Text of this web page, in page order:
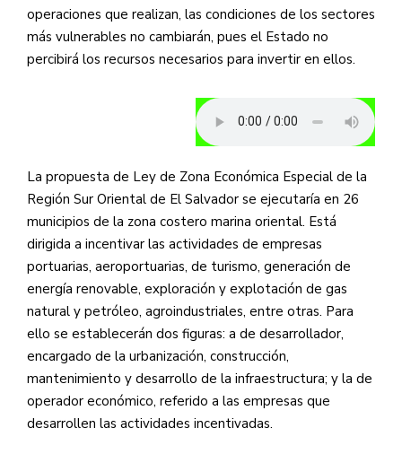
operaciones que realizan, las condiciones de los sectores
más vulnerables no cambiarán, pues el Estado no
percibirá los recursos necesarios para invertir en ellos.
La propuesta de Ley de Zona Económica Especial de la
Región Sur Oriental de El Salvador se ejecutaría en 26
municipios de la zona costero marina oriental. Está
dirigida a incentivar las actividades de empresas
portuarias, aeroportuarias, de turismo, generación de
energía renovable, exploración y explotación de gas
natural y petróleo, agroindustriales, entre otras. Para
ello se establecerán dos figuras: a de desarrollador,
encargado de la urbanización, construcción,
mantenimiento y desarrollo de la infraestructura; y la de
operador económico, referido a las empresas que
desarrollen las actividades incentivadas.